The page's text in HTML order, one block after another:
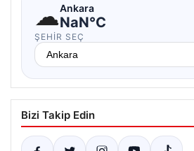
☁Ankara
NaN°C
ŞEHIR SEÇ
Bizi Takip Edin